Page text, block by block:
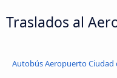
Traslados al
Autobús Aeropuerto Ciudad